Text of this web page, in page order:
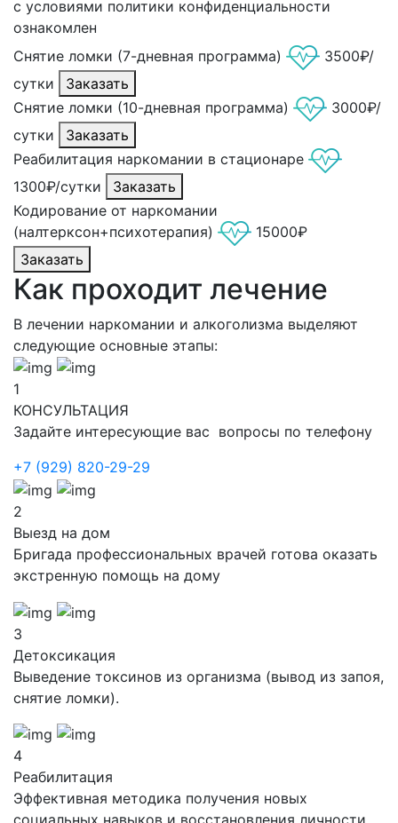
с условиями политики конфиденциальности
ознакомлен
Снятие ломки (7-дневная программа)
3500₽/
сутки
Заказать
Снятие ломки (10-дневная программа)
3000₽/
сутки
Заказать
Реабилитация наркомании в стационаре
1300₽/сутки
Заказать
Кодирование от наркомании
(налтерксон+психотерапия)
15000₽
Заказать
Как проходит лечение
В лечении наркомании и алкоголизма выделяют
следующие основные этапы:
1
КОНСУЛЬТАЦИЯ
Задайте интересующие вас вопросы по телефону
+7 (929) 820-29-29
2
Выезд на дом
Бригада профессиональных врачей готова оказать
экстренную помощь на дому
3
Детоксикация
Выведение токсинов из организма (вывод из запоя,
снятие ломки).
4
Реабилитация
Эффективная методика получения новых